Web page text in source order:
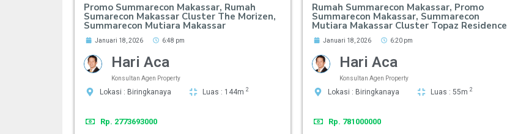
Promo Summarecon Makassar, Rumah
Sumarecon Makassar Cluster The Morizen,
Summarecon Mutiara Makassar
Januari 18, 2026 6:48 pm
Hari Aca
Konsultan Agen Property
Lokasi : Biringkanaya Luas : 144m2
Rp. 2773693000
Rumah Summarecon Makassar, Promo
Summarecon Makassar, Summarecon
Mutiara Makassar Cluster Topaz Residence
Januari 18, 2026 6:20 pm
Hari Aca
Konsultan Agen Property
Lokasi : Biringkanaya Luas : 55m2
Rp. 781000000